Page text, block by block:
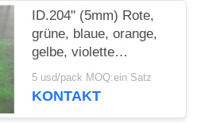
ID.204" (5mm) Rote,
grüne, blaue, orange,
gelbe, violette
Mehrfarben-
Pfeilnocken mit
5 usd/pack MOQ:ein Satz
KONTAKT